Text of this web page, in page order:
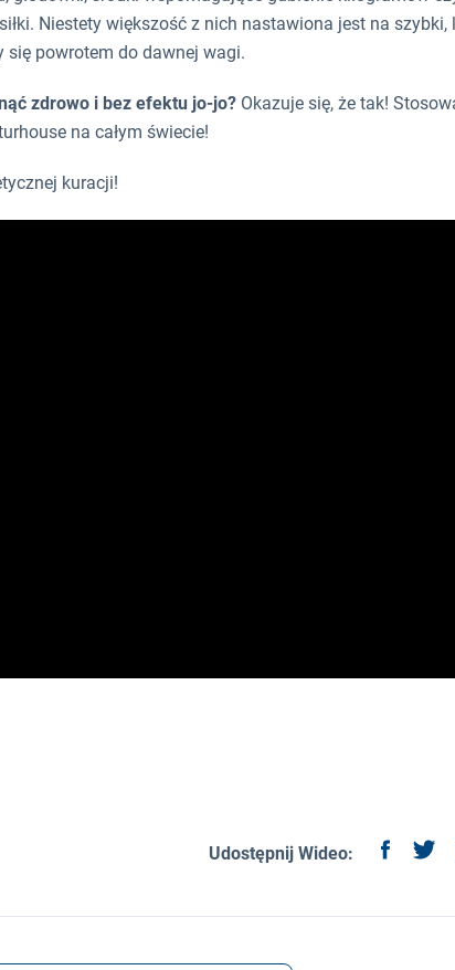
Niestety większość z nich nastawiona jest na szybki,
się powrotem do dawnej wagi.
zdrowo i bez efektu jo-jo? Okazuje się, że tak!
na całym świecie!
kuracji!
Udostępnij Wideo: